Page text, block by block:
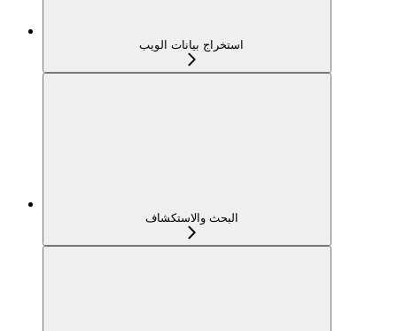
استخراج بيانات الويب
البحث والاستكشاف